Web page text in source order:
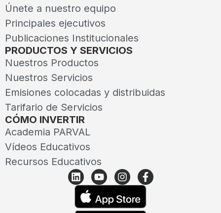
Únete a nuestro equipo
Principales ejecutivos
Publicaciones Institucionales
PRODUCTOS Y SERVICIOS
Nuestros Productos
Nuestros Servicios
Emisiones colocadas y distribuidas
Tarifario de Servicios
CÓMO INVERTIR
Academia PARVAL
Vídeos Educativos
Recursos Educativos